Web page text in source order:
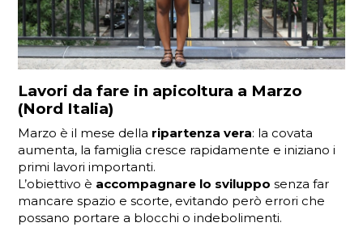
Lavori da fare in apicoltura a Marzo
(Nord Italia)
Marzo è il mese della ripartenza vera: la covata
aumenta, la famiglia cresce rapidamente e iniziano i
primi lavori importanti.
L’obiettivo è accompagnare lo sviluppo senza far
mancare spazio e scorte, evitando però errori che
possano portare a blocchi o indebolimenti.